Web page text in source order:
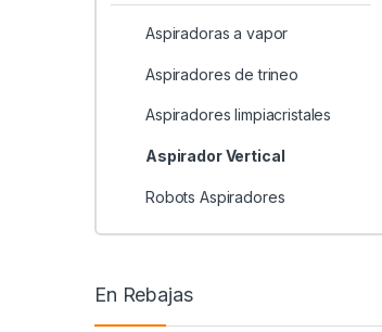
Aspiradoras a vapor
Aspiradores de trineo
Aspiradores limpiacristales
Aspirador Vertical
Robots Aspiradores
En Rebajas